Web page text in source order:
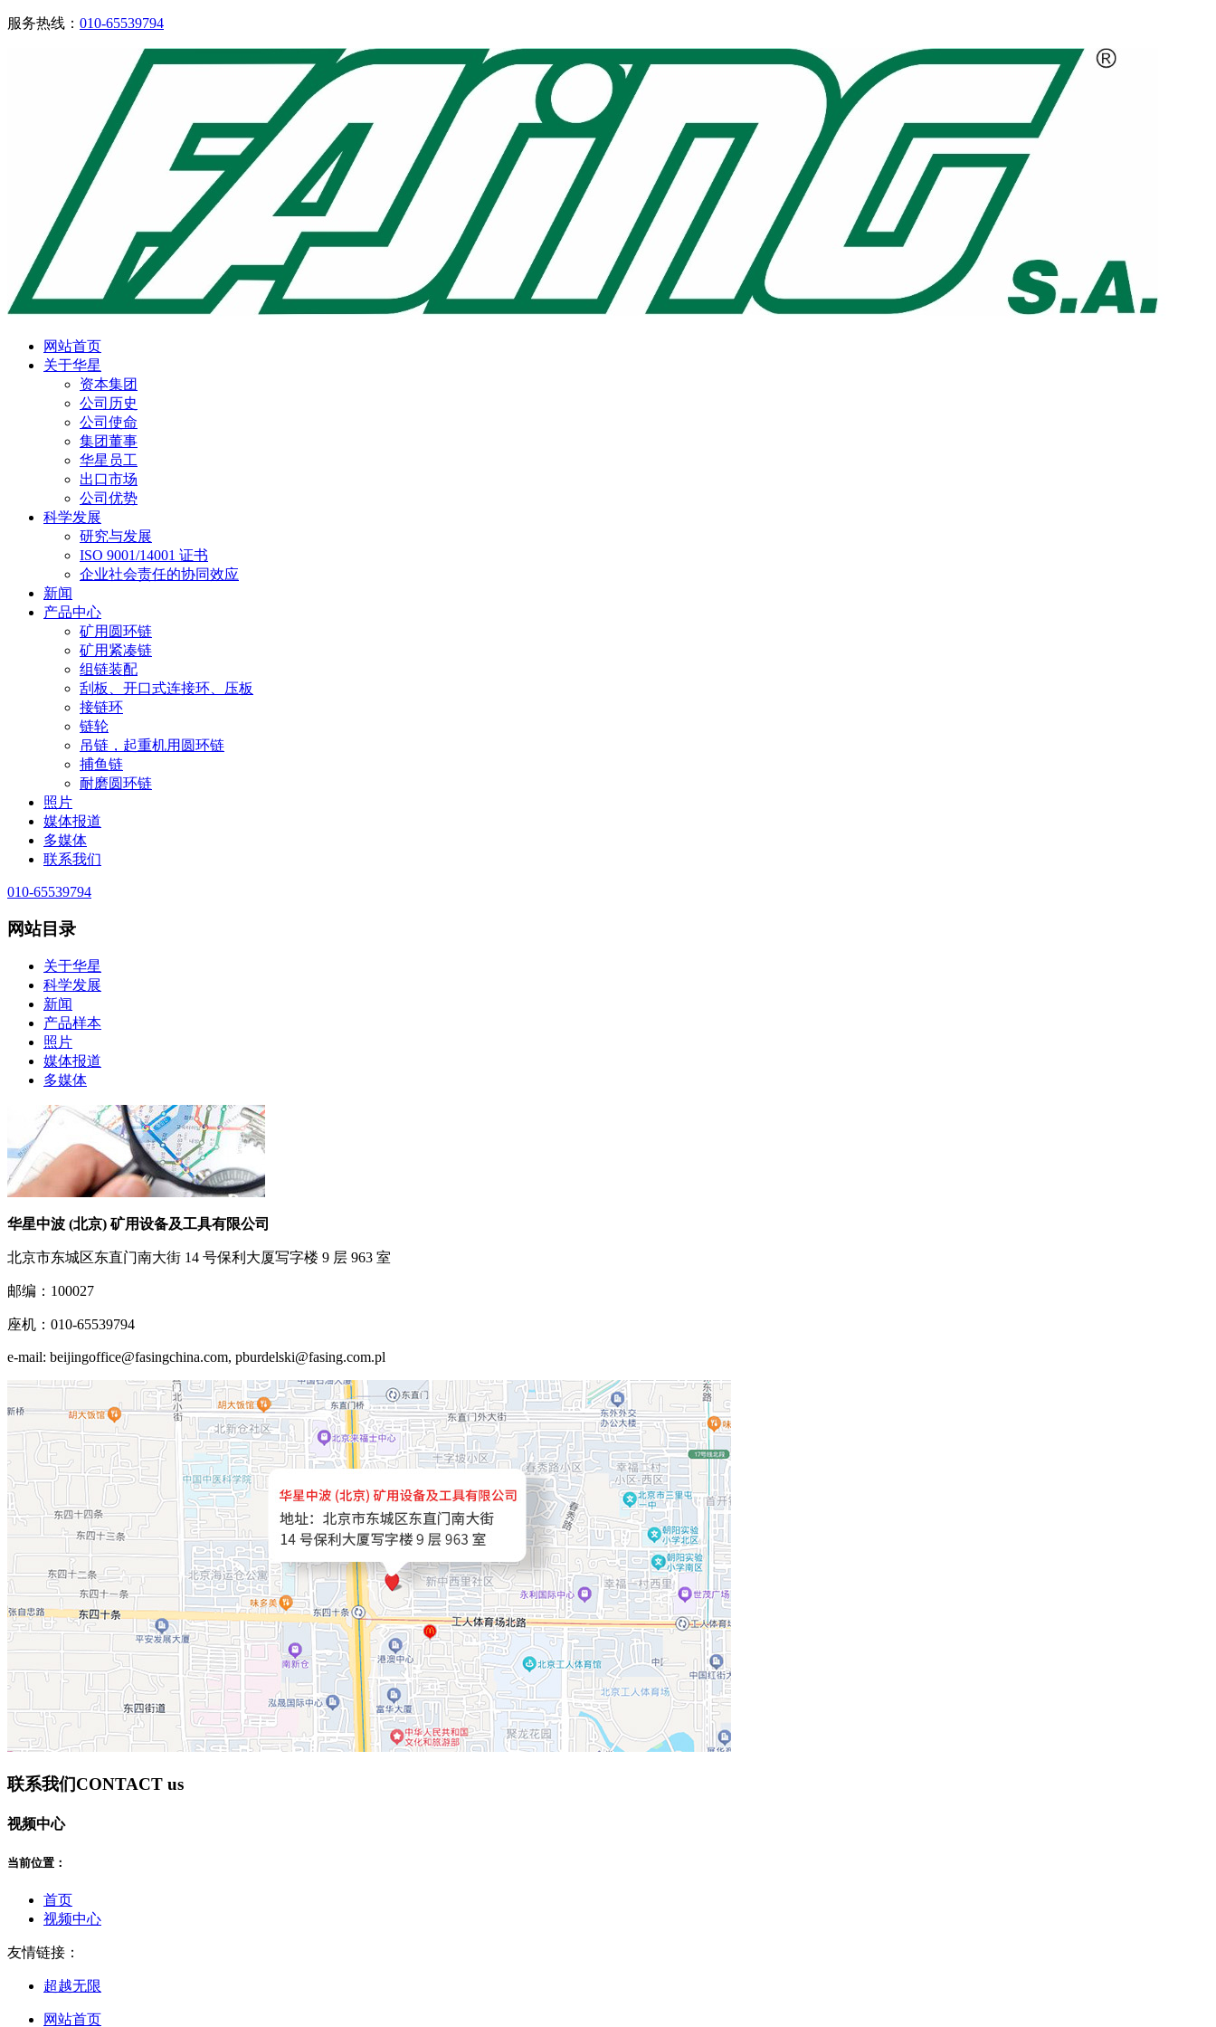
服务热线： 010-65539794
网站首页
关于华星
资本集团
公司历史
公司使命
集团董事
华星员工
出口市场
公司优势
科学发展
研究与发展
ISO 9001/14001 证书
企业社会责任的协同效应
新闻
产品中心
矿用圆环链
矿用紧凑链
组链装配
刮板、开口式连接环、压板
接链环
链轮
吊链，起重机用圆环链
捕鱼链
耐磨圆环链
照片
媒体报道
多媒体
联系我们
010-65539794
网站目录
关于华星
科学发展
新闻
产品样本
照片
媒体报道
多媒体
华星中波 (北京) 矿用设备及工具有限公司
北京市东城区东直门南大街 14 号保利大厦写字楼 9 层 963 室
邮编：100027
座机：010-65539794
e-mail: beijingoffice@fasingchina.com, pburdelski@fasing.com.pl
联系我们CONTACT us
视频中心
当前位置：
首页
视频中心
友情链接：
超越无限
网站首页